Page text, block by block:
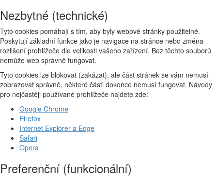
Nezbytné (technické)
Tyto cookies pomáhají s tím, aby byly webové stránky použitelné.
Poskytují základní funkce jako je navigace na stránce nebo změna
rozlišení prohlížeče dle velikosti vašeho zařízení. Bez těchto souborů
nemůže web správně fungovat.
Tyto cookies lze blokovat (zakázat), ale část stránek se vám nemusí
zobrazovat správně, některé části dokonce nemusí fungovat. Návody
pro nejčastěji používané prohlížeče najdete zde:
Google Chrome
Firefox
Internet Explorer a Edge
Safari
Opera
Preferenční (funkcionální)